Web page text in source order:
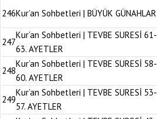
246Kur’an Sohbetleri | BÜYÜK GÜNAHLAR
247
Kur’an Sohbetleri | TEVBE SURESİ 61-
63. AYETLER
248
Kur’an Sohbetleri | TEVBE SURESİ 58-
60. AYETLER
249
Kur’an Sohbetleri | TEVBE SURESİ 53-
57. AYETLER